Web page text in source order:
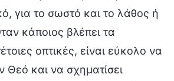
για το σωστό και το λάθος ή
κάποιος βλέπει τα
οπτικές, είναι εύκολο να
Θεό και να σχηματίσει